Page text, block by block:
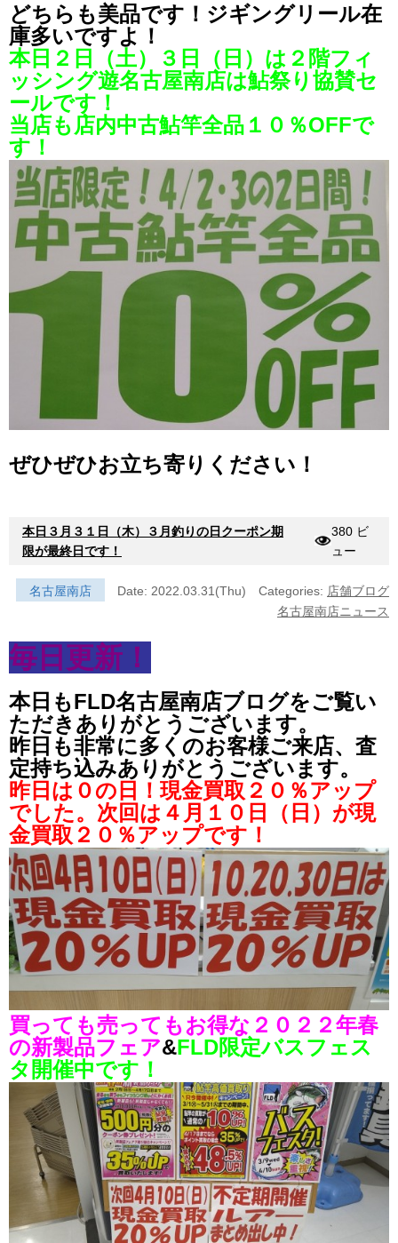
どちらも美品です！ジギングリール在
庫多いですよ！
本日２日（土）３日（日）は２階フィ
ッシング遊名古屋南店は鮎祭り協賛セ
ールです！
当店も店内中古鮎竿全品１０％OFFで
す！
ぜひぜひお立ち寄りください！
本日３月３１日（木）３月釣りの日クーポン期
限が最終日です！
380 ビ
ュー
名古屋南店 Date: 2022.03.31(Thu) Categories: 店舗ブログ
名古屋南店ニュース
毎日更新！
本日もFLD名古屋南店ブログをご覧い
ただきありがとうございます。
昨日も非常に多くのお客様ご来店、査
定持ち込みありがとうございます。
昨日は０の日！現金買取２０％アップ
でした。次回は４月１０日（日）が現
金買取２０％アップです！
買っても売ってもお得な２０２２年春
の新製品フェア&FLD限定バスフェス
タ開催中です！